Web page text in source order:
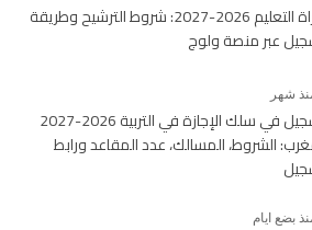
مباراة التعليم 2026-2027: شروط الترشيح وطريقة
عبر منصة ولوج
شهر
التسجيل في سلك الإجازة في التربية 2026-2027
الشروط، المسالك، عدد المقاعد ورابط
بضع ايام